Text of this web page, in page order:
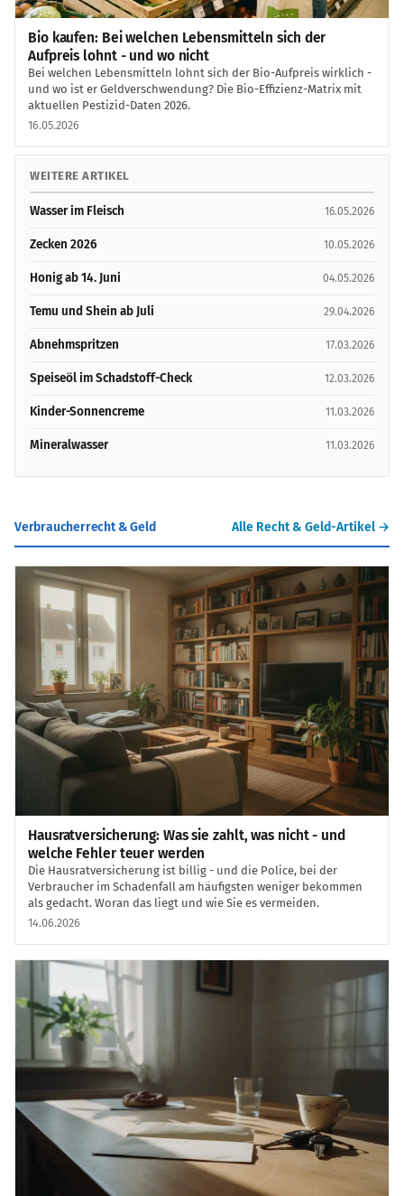
Bio kaufen: Bei welchen Lebensmitteln sich der
Aufpreis lohnt - und wo nicht
Bei welchen Lebensmitteln lohnt sich der Bio-Aufpreis wirklich -
und wo ist er Geldverschwendung? Die Bio-Effizienz-Matrix mit
aktuellen Pestizid-Daten 2026.
16.05.2026
WEITERE ARTIKEL
Wasser im Fleisch 16.05.2026
Zecken 2026 10.05.2026
Honig ab 14. Juni 04.05.2026
Temu und Shein ab Juli 29.04.2026
Abnehmspritzen 17.03.2026
Speiseöl im Schadstoff-Check 12.03.2026
Kinder-Sonnencreme 11.03.2026
Mineralwasser 11.03.2026
Verbraucherrecht & Geld Alle Recht & Geld-Artikel →
Hausratversicherung: Was sie zahlt, was nicht - und
welche Fehler teuer werden
Die Hausratversicherung ist billig - und die Police, bei der
Verbraucher im Schadenfall am häufigsten weniger bekommen
als gedacht. Woran das liegt und wie Sie es vermeiden.
14.06.2026